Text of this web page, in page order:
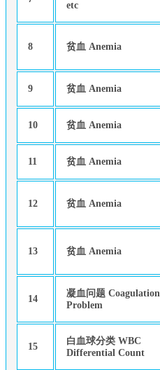
etc
8 贫血 Anemia
9 贫血 Anemia
10 贫血 Anemia
11 贫血 Anemia
12 贫血 Anemia
13 贫血 Anemia
14
凝血问题 Coagulation
Problem
15
白血球分类 WBC
Differential Count